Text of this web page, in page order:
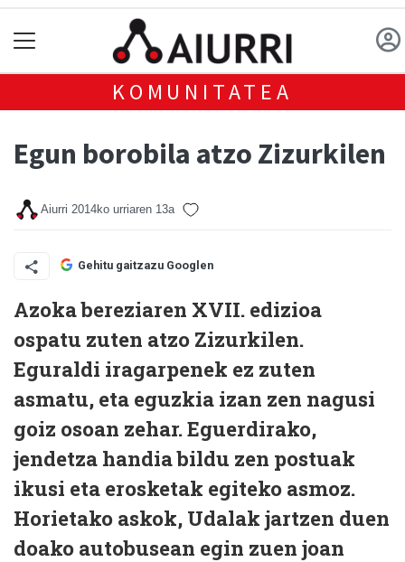
KOMUNITATEA
Egun borobila atzo Zizurkilen
Aiurri 2014ko urriaren 13a
Gehitu gaitzazu Googlen
Azoka bereziaren XVII. edizioa
ospatu zuten atzo Zizurkilen.
Eguraldi iragarpenek ez zuten
asmatu, eta eguzkia izan zen nagusi
goiz osoan zehar. Eguerdirako,
jendetza handia bildu zen postuak
ikusi eta erosketak egiteko asmoz.
Horietako askok, Udalak jartzen duen
doako autobusean egin zuen joan